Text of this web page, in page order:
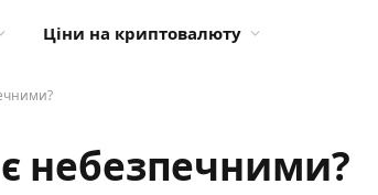
Ціни на криптовалюту
небезпечними?